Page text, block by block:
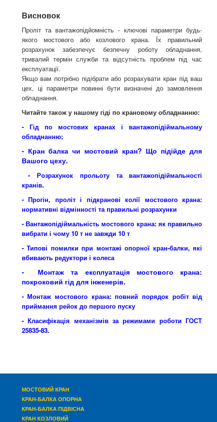
Висновок
Проліт та вантажопідйомність - ключові параметри будь-
якого мостового або козлового крана. Їх правильний
розрахунок забезпечує безпечну роботу обладнання,
тривалий термін служби та відсутність проблем під час
експлуатації.
Якщо вам потрібно підібрати або розрахувати кран під ваш
цех, ці параметри повинні бути визначені до замовлення
обладнання.
Читайте також у нашому гіді по крановому обладнанню:
- Гід по мостових кранах і вантажопідіймальному
обладнанню;
- Кран балка чи мостовий кран? Що підійде для
Вашого цеху.
- Розрахунок прольоту та вантажопідіймальності
кранів.
- Прогін, проліт і підкранові колії мостового крана:
нормативні відмінності та правильні розрахунки
-Вантажопідіймальність мостового крана: як правильно
вибрати і чому 10 т не завжди 10 т
- Типові помилки при монтажі опорної кран-балки, які
вбивають редуктори і колеса
- Монтаж та експлуатація мостового крана:
покроковий гід для інженерів.
- Монтаж мостового крана: повний порядок робіт від
приймання рейок до першого пуску
- Класифікація механізмів за режимами роботи ГОСТ
25835-83.
МОСТОВИЙ КРАН
КРАН-БАЛКА ОПОРНА
КРАН-БАЛКА ПІДВІСНА
КРАН КОЗЛОВИЙ